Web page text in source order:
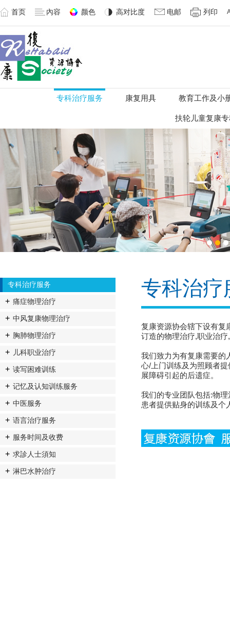
首页 內容 颜色 高对比度 电邮 列印
专科治疗服务 康复用具 教育工作及小
扶轮儿童复康
1 2 3
专科治疗服务
痛症物理治疗
中风复康物理治疗
胸肺物理治疗
儿科职业治疗
读写困难训练
记忆及认知训练服务
中医服务
语言治疗服务
服务时间及收费
求診人士須知
淋巴水肿治疗
专科治疗
复康资源协会辖下设有复
订造的物理治疗,职业治
我们致力为有复康需要的
心/上门训练及为照顾者
展障碍引起的后遗症。
我们的专业团队包括:物
患者提供贴身的训练及个